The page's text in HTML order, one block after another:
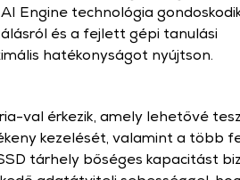
Engine technológia
és a fejlett gépi tanulási
hatékonyságot nyújtson.
val érkezik, amely lehetővé
kezelését, valamint a több
tárhely bőséges kapacitást